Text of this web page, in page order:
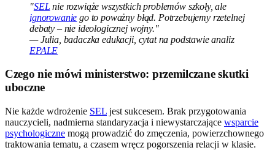
"SEL nie rozwiąże wszystkich problemów szkoły, ale
ignorowanie go to poważny błąd. Potrzebujemy rzetelnej
debaty – nie ideologicznej wojny."
— Julia, badaczka edukacji, cytat na podstawie analiz
EPALE
Czego nie mówi ministerstwo: przemilczane skutki
uboczne
Nie każde wdrożenie SEL jest sukcesem. Brak przygotowania
nauczycieli, nadmierna standaryzacja i niewystarczające wsparcie
psychologiczne mogą prowadzić do zmęczenia, powierzchownego
traktowania tematu, a czasem wręcz pogorszenia relacji w klasie.